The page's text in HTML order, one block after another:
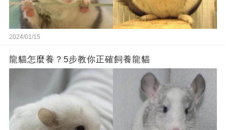
2024/01/15
龍貓怎麼養？5步教你正確飼養龍貓